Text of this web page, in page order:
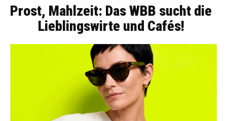
Prost, Mahlzeit: Das WBB sucht die
Lieblingswirte und Cafés!